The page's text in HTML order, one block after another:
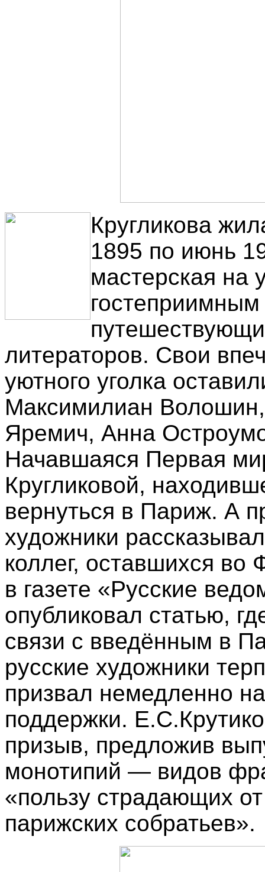
Кругликова
1895 по июнь
мастерская на
литераторов. Свои
уютного уголка
Максимилиан
Яремич, Анна
Начавшаяся Первая
Кругликовой,
вернуться в Париж. А
художники
коллег, оставшихся во
в газете «Русские
опубликовал статью,
связи с введённым в
русские художники
призвал немедленно
поддержки.
призыв, предложив
монотипий — видов
«пользу страдающих
парижских собратьев».